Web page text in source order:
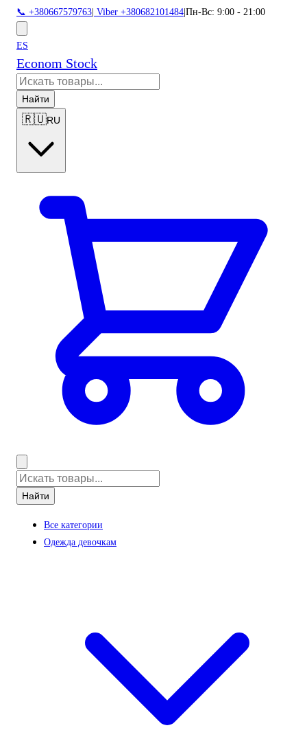
📞 +380667579763 Viber +380682101484 Пн-Вс: 9:00 - 21:00
ES
Econom Stock
Найти
🇷🇺RU
Найти
Все категории
Одежда девочкам